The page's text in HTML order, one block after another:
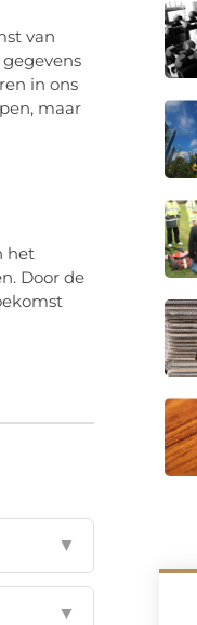
van
in ons
maar
het
Door de
▼
▼